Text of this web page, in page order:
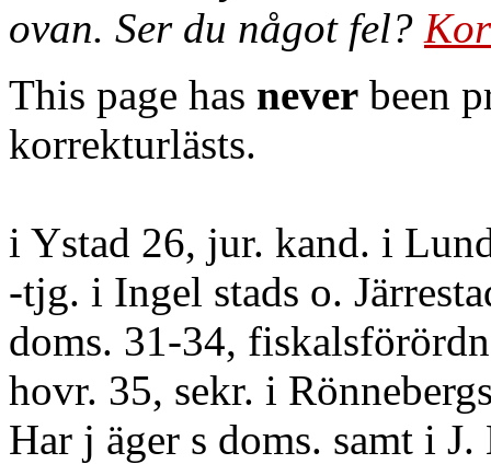
ovan. Ser du något fel?
This page has never been
korrekturlästs.
i Ystad 26, jur. kand. i
-tjg. i Ingel stads o.
doms. 31-34,
hovr. 35, sekr. i
Har j äger s doms. samt i